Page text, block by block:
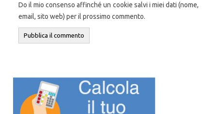
Do il mio consenso affinché un cookie salvi i miei dati (nome,
email, sito web) per il prossimo commento.